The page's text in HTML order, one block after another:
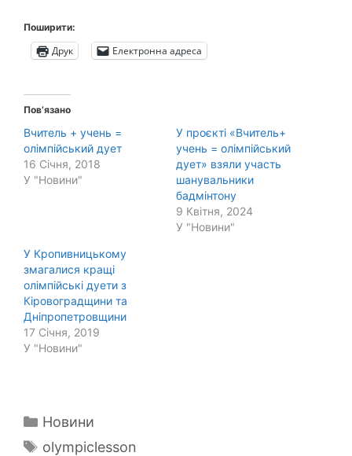
Поширити:
Друк Електронна адреса
Пов’язано
Вчитель + учень =
олімпійський дует
16 Січня, 2018
У "Новини"
У проєкті «Вчитель+
учень = олімпійський
дует» взяли участь
шанувальники
бадмінтону
9 Квітня, 2024
У "Новини"
У Кропивницькому
змагалися кращі
олімпійські дуети з
Кіровоградщини та
Дніпропетровщини
17 Січня, 2019
У "Новини"
Категорії
Новини
Позначки
olympiclesson